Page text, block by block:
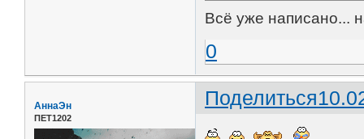
Всё уже написано...
0
Поделиться
АннаЭн
ПЕТ1202